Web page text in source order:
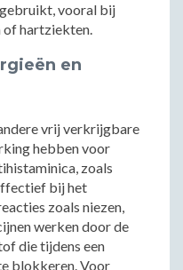
vooral bij
of hartziekten.
en
vrij verkrijgbare
hebben voor
zoals
bij het
zoals niezen,
werken door de
die tijdens een
blokkeren. Voor